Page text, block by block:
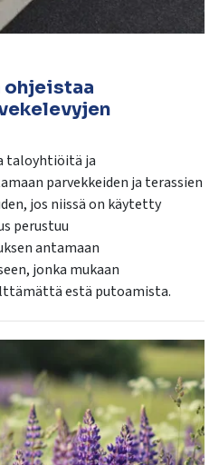
ohjeistaa
taloyhtiöitä ja
parvekkeiden ja terassien
jos niissä on käytetty
perustuu
antamaan
jonka mukaan
estä putoamista.